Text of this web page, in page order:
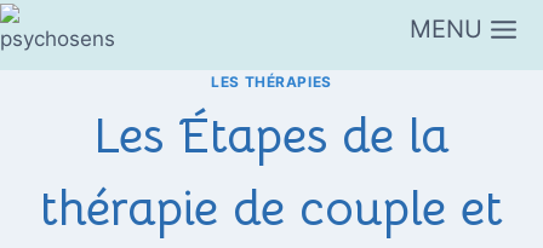
Aller
au
MENU
LES THÉRAPIES
Les Étapes de la
thérapie de couple et